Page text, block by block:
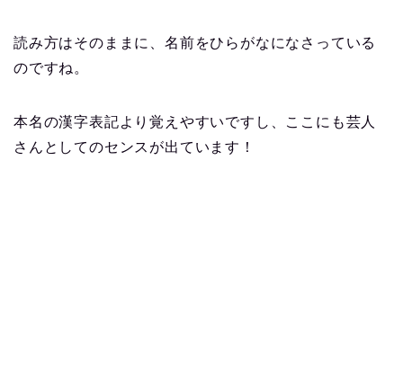
読み方はそのままに、名前をひらがなになさっている
のですね。
本名の漢字表記より覚えやすいですし、ここにも芸人
さんとしてのセンスが出ています！